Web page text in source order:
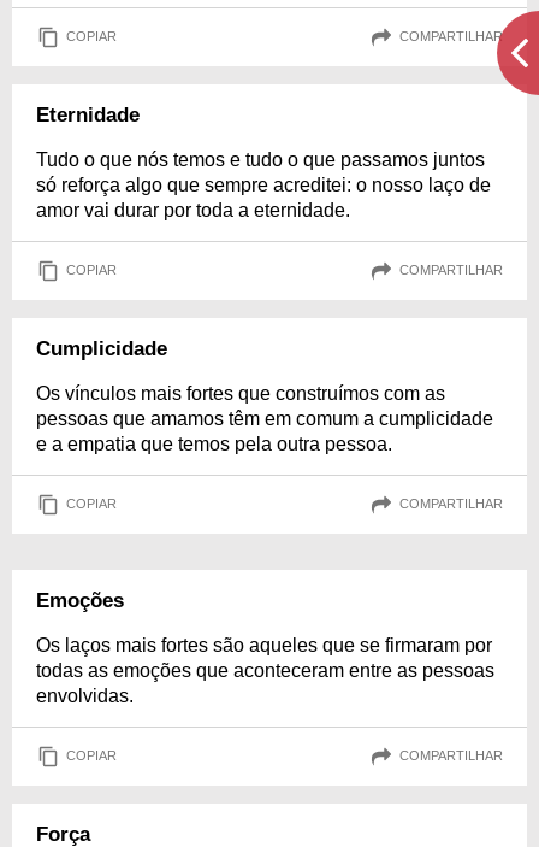
COPIAR COMPARTILHAR
Eternidade
Tudo o que nós temos e tudo o que passamos juntos
só reforça algo que sempre acreditei: o nosso laço de
amor vai durar por toda a eternidade.
COPIAR COMPARTILHAR
Cumplicidade
Os vínculos mais fortes que construímos com as
pessoas que amamos têm em comum a cumplicidade
e a empatia que temos pela outra pessoa.
COPIAR COMPARTILHAR
Emoções
Os laços mais fortes são aqueles que se firmaram por
todas as emoções que aconteceram entre as pessoas
envolvidas.
COPIAR COMPARTILHAR
Força